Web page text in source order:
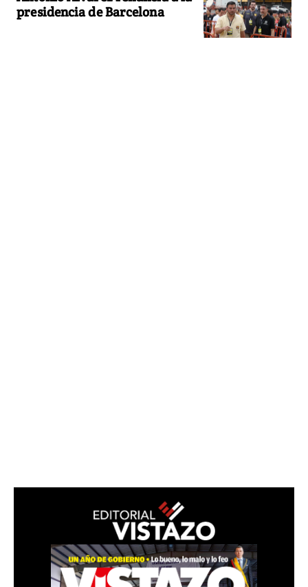
presidencia de Barcelona